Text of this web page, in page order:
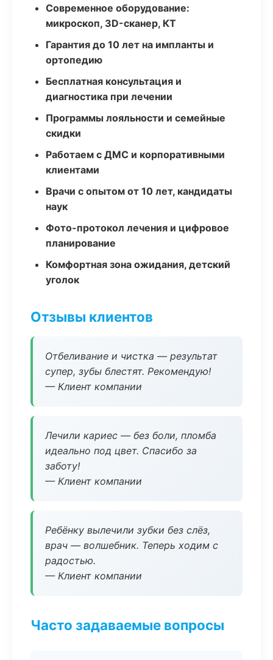
Современное оборудование:
микроскоп, 3D-сканер, КТ
Гарантия до 10 лет на импланты и
ортопедию
Бесплатная консультация и
диагностика при лечении
Программы лояльности и семейные
скидки
Работаем с ДМС и корпоративными
клиентами
Врачи с опытом от 10 лет, кандидаты
наук
Фото-протокол лечения и цифровое
планирование
Комфортная зона ожидания, детский
уголок
Отзывы клиентов
Отбеливание и чистка — результат
супер, зубы блестят. Рекомендую!
— Клиент компании
Лечили кариес — без боли, пломба
идеально под цвет. Спасибо за
заботу!
— Клиент компании
Ребёнку вылечили зубки без слёз,
врач — волшебник. Теперь ходим с
радостью.
— Клиент компании
Часто задаваемые вопросы